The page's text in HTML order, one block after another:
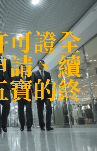
可證全
請、續
寶的終